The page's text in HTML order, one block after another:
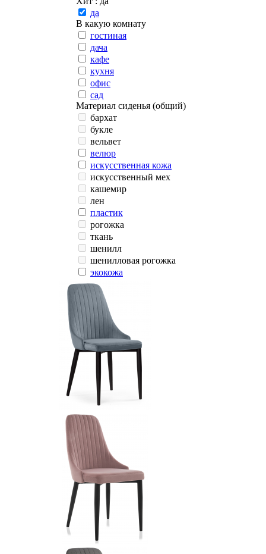
да
В какую комнату
гостиная
дача
кафе
кухня
офис
сад
Материал сиденья (общий)
бархат
букле
вельвет
велюр
искусственная кожа
искусственный мех
кашемир
лен
пластик
рогожка
ткань
шенилл
шенилловая рогожка
экокожа